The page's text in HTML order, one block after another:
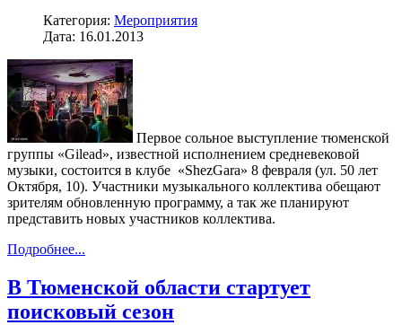
Категория: Мероприятия
Дата: 16.01.2013
Первое сольное выступление тюменской
группы «Gilead», известной исполнением средневековой
музыки, состоится в клубе «ShezGara» 8 февраля (ул. 50 лет
Октября, 10). Участники музыкального коллектива обещают
зрителям обновленную программу, а так же планируют
представить новых участников коллектива.
Подробнее...
В Тюменской области стартует
поисковый сезон